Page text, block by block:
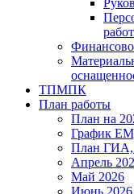
ТПМПК
План работы
План на
График
План ГИА,
Апрель
Май 2026
Июнь 2026